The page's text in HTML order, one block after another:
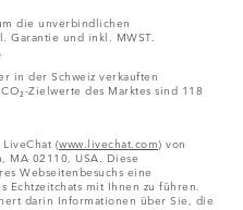
die unverbindlichen
Garantie und inkl. MWST.
in der Schweiz verkauften
Zielwerte des Marktes sind 118
(www.livechat.com) von
MA 02110, USA. Diese
Webseitenbesuchs eine
Echtzeitchats mit Ihnen zu führen.
darin Informationen über Sie, die